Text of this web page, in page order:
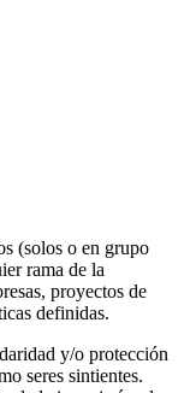
(solos o en grupo
rama de la
proyectos de
definidas.
y/o protección
seres sintientes.